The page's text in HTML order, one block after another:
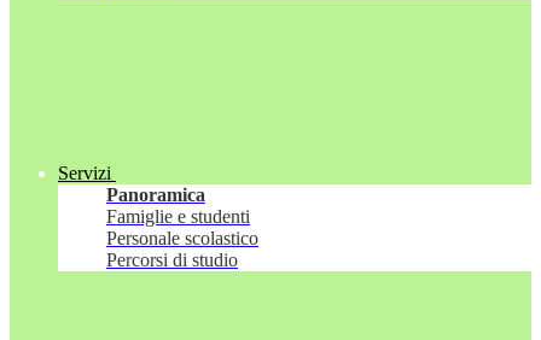
Servizi
Panoramica
Famiglie e studenti
Personale scolastico
Percorsi di studio